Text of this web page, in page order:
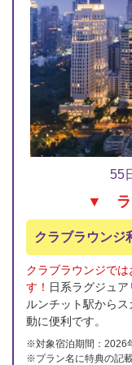
55
▼ ラ
クラブラウンジ
クラブラウンジで
す！ 日系ラグジュ
ルンチット駅から
動に便利です。
※対象宿泊期間：2026
※プラン名に特典の記